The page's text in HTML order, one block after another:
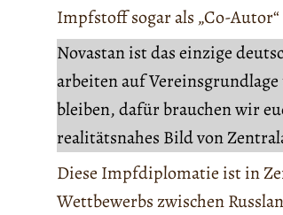
Impfstoff sogar als „Co-
Novastan ist das einzige
arbeiten auf
bleiben, dafür brauchen wir
realitätsnahes Bild von
Diese Impfdiplomatie ist in
Wettbewerbs zwischen